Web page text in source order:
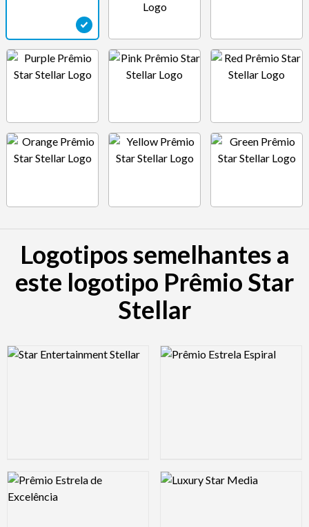
Logotipos semelhantes a
este logotipo Prêmio Star
Stellar
Logo Preview Image Logo Preview Image
Logo Preview Image Logo Preview Image